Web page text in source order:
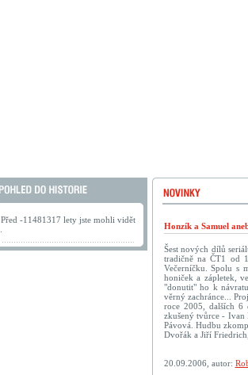
Před -11481317 lety jste mohli vidět
Honzík a Samuel
Šest nových dílů
tradičně na ČT1 od
Večerníčku. Spolu s
honiček a zápletek,
"donutit" ho k
věrný zachránce...
roce 2005, dalších 6
zkušený tvůrce - Ivan
Pávová. Hudbu
Dvořák a Jiří
20.09.2006, autor: